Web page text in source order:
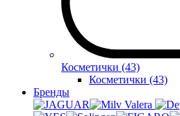
Косметички (43)
Косметички (43)
Бренды
Valera